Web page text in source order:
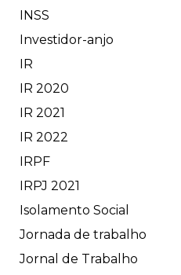
INSS
Investidor-anjo
IR
IR 2020
IR 2021
IR 2022
IRPF
IRPJ 2021
Isolamento Social
Jornada de trabalho
Jornal de Trabalho